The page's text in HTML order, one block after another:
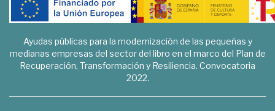
Ayudas públicas para la modernización de las pequeñas y
medianas empresas del sector del libro en el marco del Plan de
Recuperación, Transformación y Resiliencia. Convocatoria
2022.